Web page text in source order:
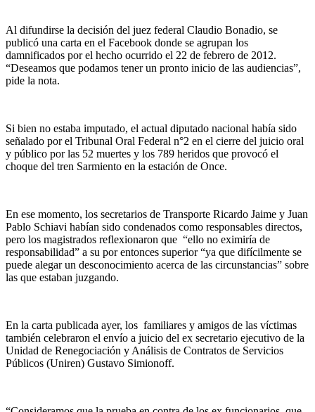
Al difundirse la decisión del juez federal Claudio Bonadio, se
publicó una carta en el Facebook donde se agrupan los
damnificados por el hecho ocurrido el 22 de febrero de 2012.
“Deseamos que podamos tener un pronto inicio de las audiencias”,
pide la nota.
Si bien no estaba imputado, el actual diputado nacional había sido
señalado por el Tribunal Oral Federal n°2 en el cierre del juicio oral
y público por las 52 muertes y los 789 heridos que provocó el
choque del tren Sarmiento en la estación de Once.
En ese momento, los secretarios de Transporte Ricardo Jaime y Juan
Pablo Schiavi habían sido condenados como responsables directos,
pero los magistrados reflexionaron que “ello no eximiría de
responsabilidad” a su por entonces superior “ya que difícilmente se
puede alegar un desconocimiento acerca de las circunstancias” sobre
las que estaban juzgando.
En la carta publicada ayer, los familiares y amigos de las víctimas
también celebraron el envío a juicio del ex secretario ejecutivo de la
Unidad de Renegociación y Análisis de Contratos de Servicios
Públicos (Uniren) Gustavo Simionoff.